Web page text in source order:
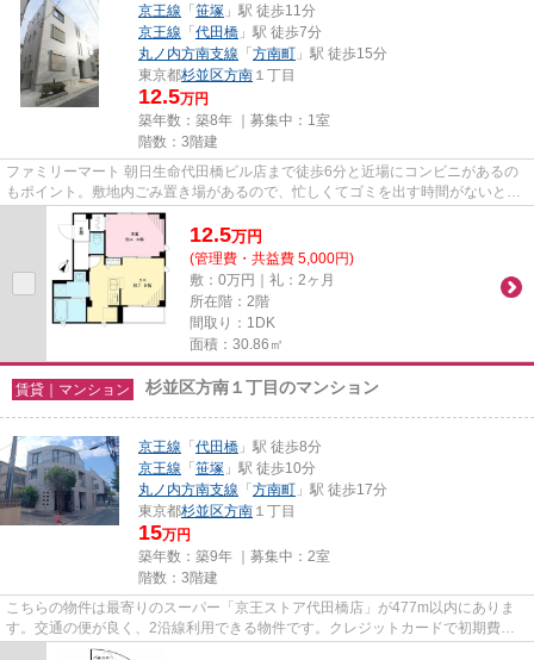
京王線 「笹塚 」駅 徒歩11分
京王線 「代田橋 」駅 徒歩7分
丸ノ内方南支線 「方南町 」駅 徒歩15分
東京都杉並区方南 １丁目
12.5万円
築年数：築8年 ｜募集中： 1室
階数：3階建
ファミリーマート 朝日生命代田橋ビル店まで徒歩6分と近場にコンビニがあるの
もポイント。敷地内ごみ置き場があるので、忙しくてゴミを出す時間がないとい
う方も安心です。築8年の物件...
12.5万円
(管理費・共益費 5,000円)
敷：0万円｜礼：2ヶ月
所在階：2階
間取り：1DK
面積：30.86㎡
賃貸｜マンション 杉並区方南１丁目のマンション
京王線 「代田橋 」駅 徒歩8分
京王線 「笹塚 」駅 徒歩10分
丸ノ内方南支線 「方南町 」駅 徒歩17分
東京都杉並区方南 １丁目
15万円
築年数：築9年 ｜募集中： 2室
階数：3階建
こちらの物件は最寄りのスーパー「京王ストア代田橋店」が477m以内にありま
す。交通の便が良く、2沿線利用できる物件です。クレジットカードで初期費用
をお支払いいただける物件です。...